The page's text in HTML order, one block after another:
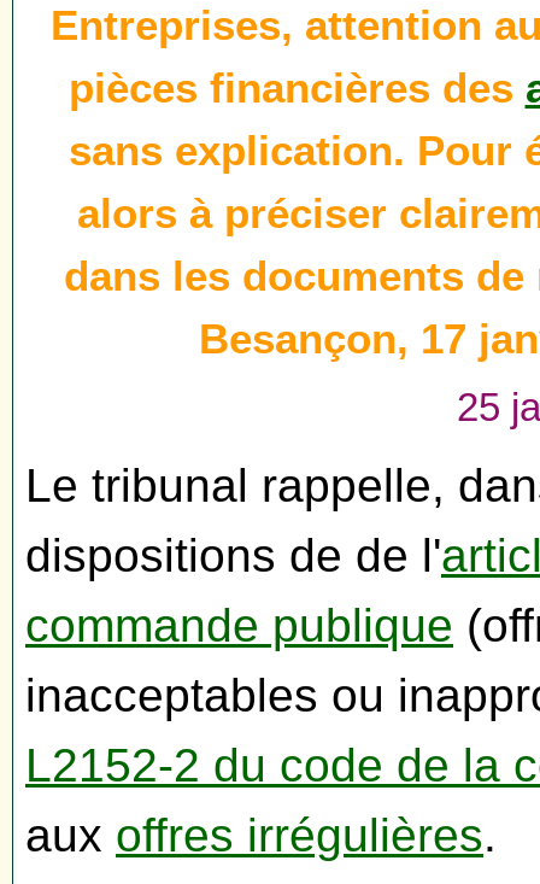
Entreprises, attention
pièces financières des
sans explication. Pour
alors à préciser
dans les documents
Besançon, 17
25
Le tribunal rappelle,
dispositions de de l'
commande publique
inacceptables ou
L2152-2 du code de la
aux offres irrégulières.